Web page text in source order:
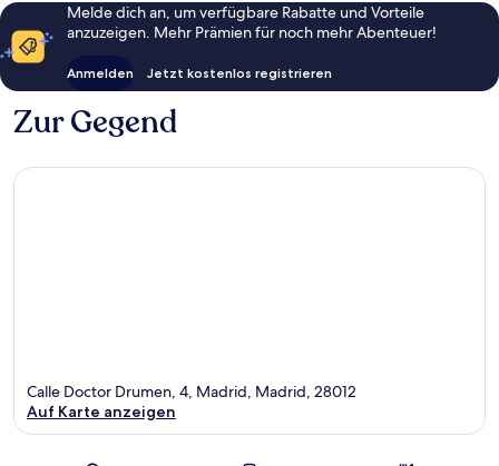
Melde dich an, um verfügbare Rabatte und Vorteile
anzuzeigen. Mehr Prämien für noch mehr Abenteuer!
Anmelden Jetzt kostenlos registrieren
Zur Gegend
Calle Doctor Drumen, 4, Madrid, Madrid, 28012
Auf Karte anzeigen